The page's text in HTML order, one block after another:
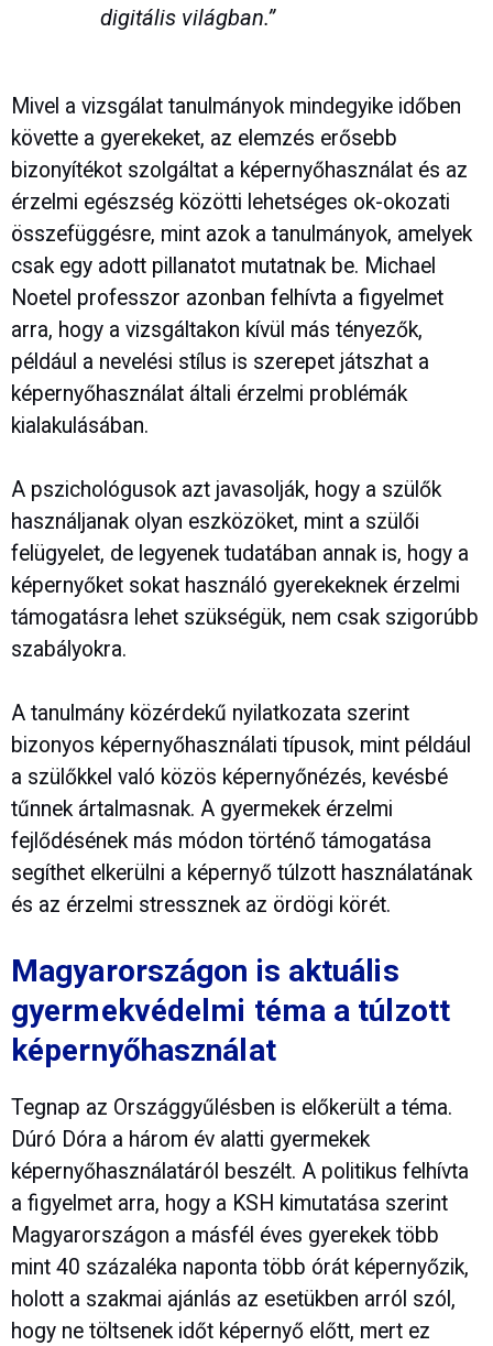
digitális világban.”
Mivel a vizsgálat tanulmányok mindegyike időben
követte a gyerekeket, az elemzés erősebb
bizonyítékot szolgáltat a képernyőhasználat és az
érzelmi egészség közötti lehetséges ok-okozati
összefüggésre, mint azok a tanulmányok, amelyek
csak egy adott pillanatot mutatnak be. Michael
Noetel professzor azonban felhívta a figyelmet
arra, hogy a vizsgáltakon kívül más tényezők,
például a nevelési stílus is szerepet játszhat a
képernyőhasználat általi érzelmi problémák
kialakulásában.
A pszichológusok azt javasolják, hogy a szülők
használjanak olyan eszközöket, mint a szülői
felügyelet, de legyenek tudatában annak is, hogy a
képernyőket sokat használó gyerekeknek érzelmi
támogatásra lehet szükségük, nem csak szigorúbb
szabályokra.
A tanulmány közérdekű nyilatkozata szerint
bizonyos képernyőhasználati típusok, mint például
a szülőkkel való közös képernyőnézés, kevésbé
tűnnek ártalmasnak. A gyermekek érzelmi
fejlődésének más módon történő támogatása
segíthet elkerülni a képernyő túlzott használatának
és az érzelmi stressznek az ördögi körét.
Magyarországon is aktuális
gyermekvédelmi téma a túlzott
képernyőhasználat
Tegnap az Országgyűlésben is előkerült a téma.
Dúró Dóra a három év alatti gyermekek
képernyőhasználatáról beszélt. A politikus felhívta
a figyelmet arra, hogy a KSH kimutatása szerint
Magyarországon a másfél éves gyerekek több
mint 40 százaléka naponta több órát képernyőzik,
holott a szakmai ajánlás az esetükben arról szól,
hogy ne töltsenek időt képernyő előtt, mert ez